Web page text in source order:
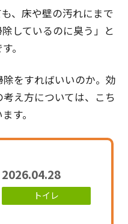
、床や壁の汚れにまで
しているのに臭う」と
。
をすればいいのか。効
え方については、こち
す。
2026.04.28
トイレ